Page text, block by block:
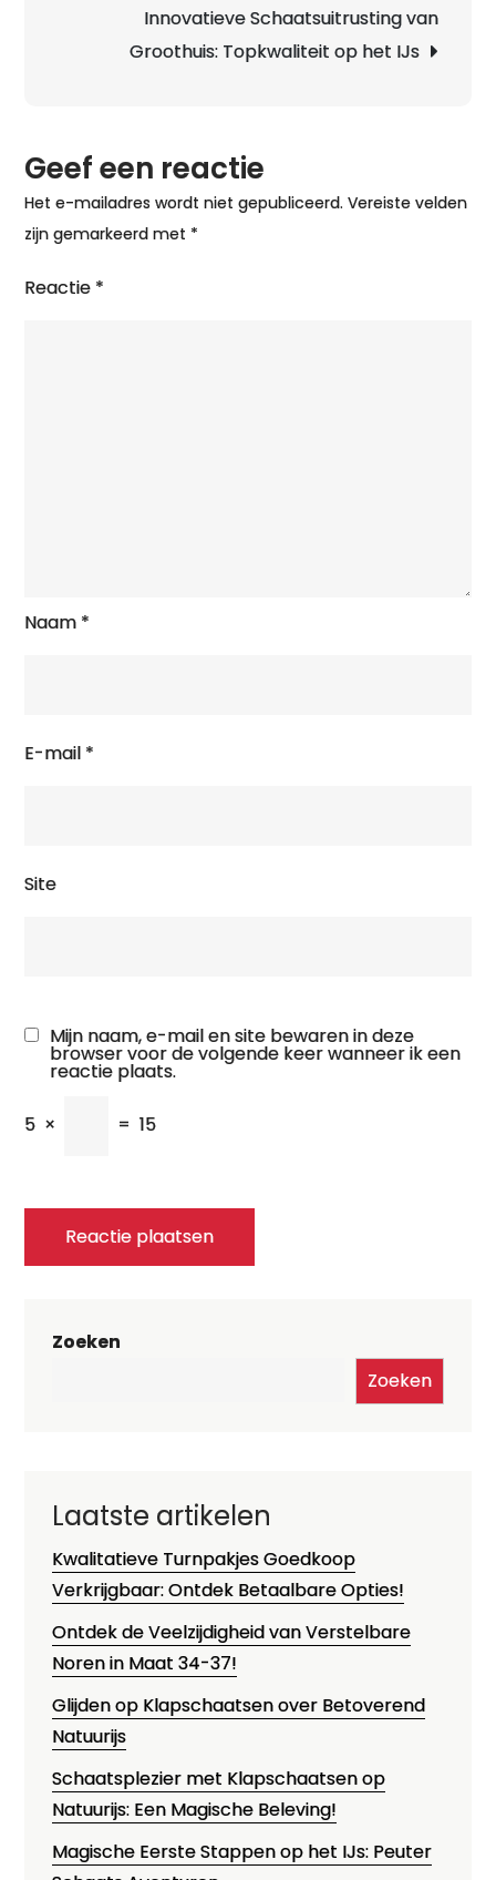
Innovatieve Schaatsuitrusting van
Groothuis: Topkwaliteit op het IJs
Geef een reactie
Het e-mailadres wordt niet gepubliceerd. Vereiste velden
zijn gemarkeerd met *
Reactie *
Naam *
E-mail *
Site
Mijn naam, e-mail en site bewaren in deze
browser voor de volgende keer wanneer ik een
reactie plaats.
5 × = 15
Zoeken
Zoeken
Laatste artikelen
Kwalitatieve Turnpakjes Goedkoop
Verkrijgbaar: Ontdek Betaalbare Opties!
Ontdek de Veelzijdigheid van Verstelbare
Noren in Maat 34-37!
Glijden op Klapschaatsen over Betoverend
Natuurijs
Schaatsplezier met Klapschaatsen op
Natuurijs: Een Magische Beleving!
Magische Eerste Stappen op het IJs: Peuter